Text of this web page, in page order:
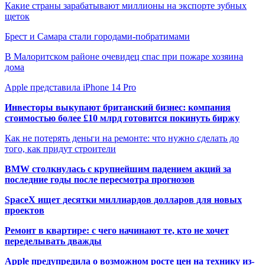
Какие страны зарабатывают миллионы на экспорте зубных
щеток
Брест и Самара стали городами-побратимами
В Малоритском районе очевидец спас при пожаре хозяина
дома
Apple представила iPhone 14 Pro
Инвесторы выкупают британский бизнес: компания
стоимостью более £10 млрд готовится покинуть биржу
Как не потерять деньги на ремонте: что нужно сделать до
того, как придут строители
BMW столкнулась с крупнейшим падением акций за
последние годы после пересмотра прогнозов
SpaceX ищет десятки миллиардов долларов для новых
проектов
Ремонт в квартире: с чего начинают те, кто не хочет
переделывать дважды
Apple предупредила о возможном росте цен на технику из-